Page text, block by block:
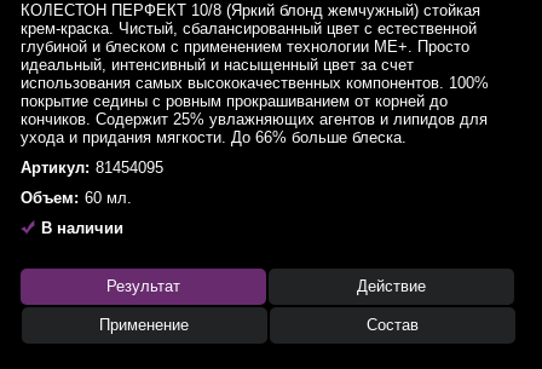
КОЛЕСТОН ПЕРФЕКТ 10/8 (Яркий блонд жемчужный) стойкая
крем-краска. Чистый, сбалансированный цвет с естественной
глубиной и блеском с применением технологии МЕ+. Просто
идеальный, интенсивный и насыщенный цвет за счет
использования самых высококачественных компонентов. 100%
покрытие седины с ровным прокрашиванием от корней до
кончиков. Содержит 25% увлажняющих агентов и липидов для
ухода и придания мягкости. До 66% больше блеска.
Артикул: 81454095
Объем: 60 мл.
В наличии
Результат Действие
Применение Состав